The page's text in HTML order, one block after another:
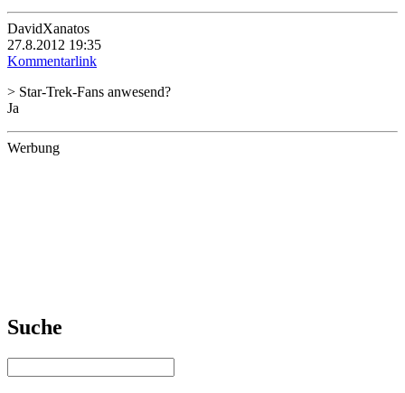
DavidXanatos
27.8.2012 19:35
Kommentarlink
> Star-Trek-Fans anwesend?
Ja
Werbung
Suche